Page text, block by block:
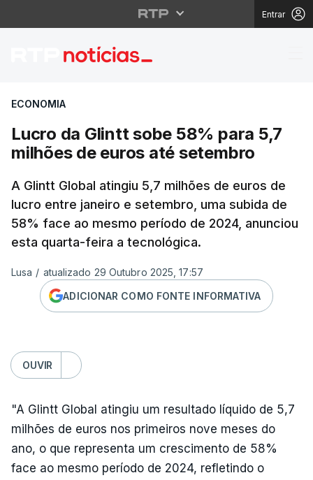
Entrar
Lucro da Glintt sobe
ECONOMIA
Lucro da Glintt sobe 58% para 5,7
milhões de euros até setembro
A Glintt Global atingiu 5,7 milhões de euros de
lucro entre janeiro e setembro, uma subida de
58% face ao mesmo período de 2024, anunciou
esta quarta-feira a tecnológica.
Lusa / atualizado 29 Outubro 2025, 17:57
ADICIONAR COMO FONTE INFORMATIVA
OUVIR
"A Glintt Global atingiu um resultado líquido de 5,7
milhões de euros nos primeiros nove meses do
ano, o que representa um crescimento de 58%
face ao mesmo período de 2024, refletindo o